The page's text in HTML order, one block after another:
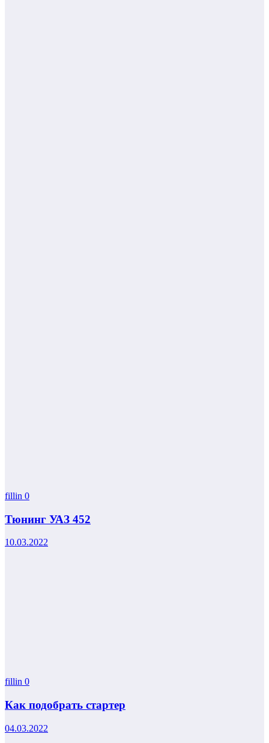
fillin 0
Тюнинг УАЗ 452
10.03.2022
fillin 0
Как подобрать стартер
04.03.2022